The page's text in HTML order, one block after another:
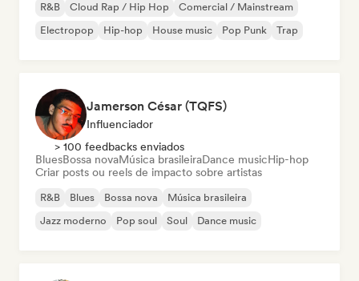
R&B Cloud Rap / Hip Hop
Comercial / Mainstream
Electropop
Hip-hop House music Pop Punk Trap
Jamerson César (TQFS)
Influenciador
> 100 feedbacks enviados
BluesBossa novaMúsica brasileiraDance musicHip-hop
Criar posts ou reels de impacto sobre artistas
R&B Blues Bossa nova
Música brasileira
Jazz moderno
Pop soul Soul Dance music